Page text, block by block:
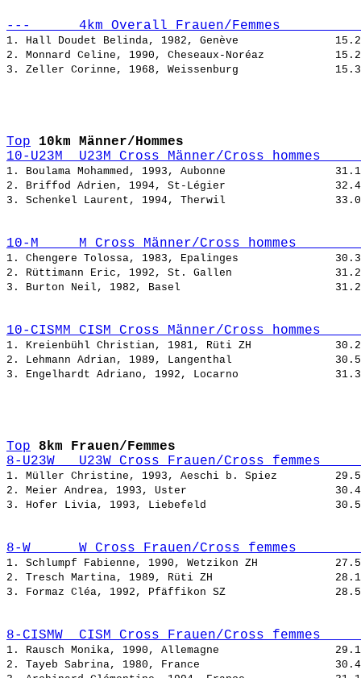
---      4km Overall Frauen/Femmes
1. Hall Doudet Belinda, 1982, Genève
2. Monnard Celine, 1990, Cheseaux-Noréaz
3. Zeller Corinne, 1968, Weissenburg
Top
10km Männer/Hommes
10-U23M  U23M Cross Männer/Cross hommes
1. Boulama Mohammed, 1993, Aubonne
2. Briffod Adrien, 1994, St-Légier
3. Schenkel Laurent, 1994, Therwil
10-M     M Cross Männer/Cross hommes
1. Chengere Tolossa, 1983, Epalinges
2. Rüttimann Eric, 1992, St. Gallen
3. Burton Neil, 1982, Basel
10-CISMM CISM Cross Männer/Cross hommes
1. Kreienbühl Christian, 1981, Rüti ZH
2. Lehmann Adrian, 1989, Langenthal
3. Engelhardt Adriano, 1992, Locarno
Top
8km Frauen/Femmes
8-U23W   U23W Cross Frauen/Cross femmes
1. Müller Christine, 1993, Aeschi b. Spiez
2. Meier Andrea, 1993, Uster
3. Hofer Livia, 1993, Liebefeld
8-W      W Cross Frauen/Cross femmes
1. Schlumpf Fabienne, 1990, Wetzikon ZH
2. Tresch Martina, 1989, Rüti ZH
3. Formaz Cléa, 1992, Pfäffikon SZ
8-CISMW  CISM Cross Frauen/Cross femmes
1. Rausch Monika, 1990, Allemagne
2. Tayeb Sabrina, 1980, France